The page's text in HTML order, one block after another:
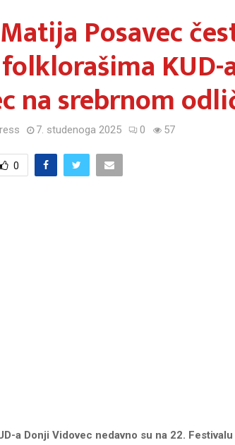
Posavec
KUD-
na srebrnom
7. studenoga 2025 0 57
0
a Donji Vidovec nedavno su na 22.